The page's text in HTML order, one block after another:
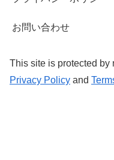
お問い合わせ
This site is protected
Privacy Policy and